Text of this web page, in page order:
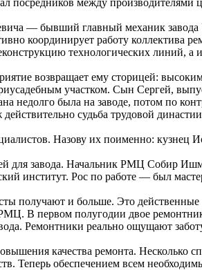
— бывший главный механик завода
координирует работу коллектива
технологических линий,
возвращает ему сторицей:
участком. Сын Сергей,
недолго была на заводе, потом по
судьба трудовой
Назову их поименно: кузнец
для завода. Начальник РМЦ Собир
институт. Рос по работе — был
получают и больше. Это
В первом полугодии двое
Ремонтники реально ощущают
качества ремонта. Несколько
Теперь обеспечением всем